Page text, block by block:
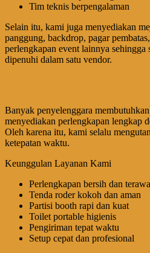
Tim teknis berpengalaman
Selain itu, kami juga menyediakan
panggung, backdrop, pagar
perlengkapan event lainnya sehingga
dipenuhi dalam satu vendor.
Banyak penyelenggara
menyediakan perlengkapan lengkap
Oleh karena itu, kami selalu
ketepatan waktu.
Keunggulan Layanan Kami
Perlengkapan bersih dan
Tenda roder kokoh dan aman
Partisi booth rapi dan kuat
Toilet portable higienis
Pengiriman tepat waktu
Setup cepat dan profesional